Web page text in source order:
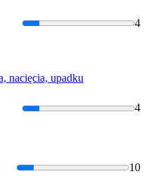
4
nacięcia, upadku
4
10